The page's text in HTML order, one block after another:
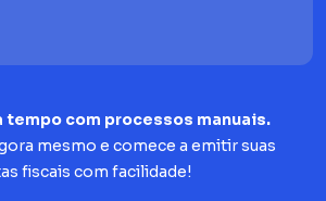
tempo com processos manuais.
mesmo e comece a emitir suas
fiscais com facilidade!